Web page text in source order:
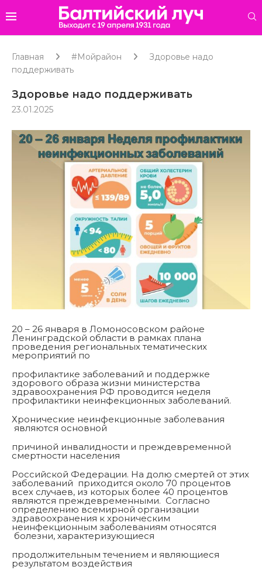
Главная #Мойрайон
Здоровье надо
поддерживать
Здоровье надо поддерживать
23.01.2025
20 – 26 января в Ломоносовском районе
Ленинградской области в рамках плана
проведения региональных тематических
мероприятий по
профилактике заболеваний и поддержке
здорового образа жизни министерства
здравоохранения РФ проводится неделя
профилактики неинфекционных заболеваний.
Хронические неинфекционные заболевания
являются основной
причиной инвалидности и преждевременной
смертности населения
Российской Федерации. На долю смертей от этих
заболеваний приходится около 70 процентов
всех случаев, из которых более 40 процентов
являются преждевременными. Согласно
определению всемирной организации
здравоохранения к хроническим
неинфекционным заболеваниям относятся
болезни, характеризующиеся
продолжительным течением и являющиеся
результатом воздействия